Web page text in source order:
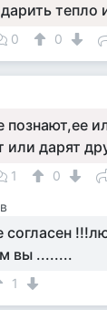
тепло
0 0
познают,ее
или дарят
1 0
согласен
вы ........
1